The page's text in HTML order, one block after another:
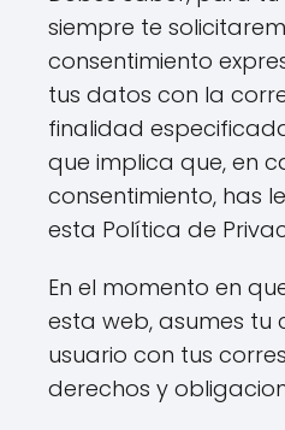
siempre te
consentimiento
tus datos con la
finalidad
que implica que, en
consentimiento, has
esta Política de
En el momento en
esta web, asumes tu
usuario con tus
derechos y